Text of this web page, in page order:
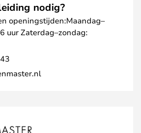
nodig?
openingstijden:Maandag–
uur Zaterdag–zondag: